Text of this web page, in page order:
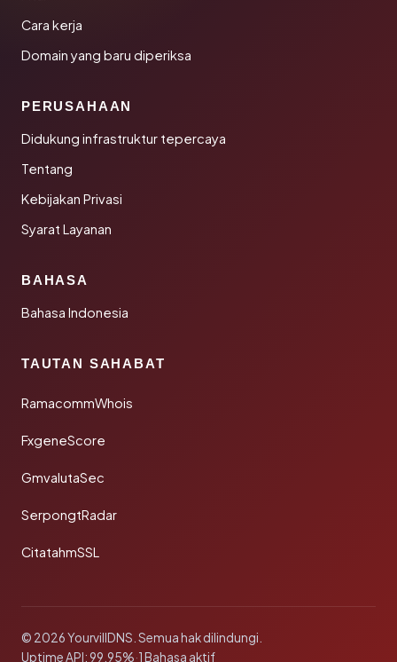
Cara kerja
Domain yang baru diperiksa
PERUSAHAAN
Didukung infrastruktur tepercaya
Tentang
Kebijakan Privasi
Syarat Layanan
BAHASA
Bahasa Indonesia
TAUTAN SAHABAT
RamacommWhois
FxgeneScore
GmvalutaSec
SerpongtRadar
CitatahmSSL
© 2026 YourvillDNS. Semua hak dilindungi.
Uptime API: 99.95%·1 Bahasa aktif